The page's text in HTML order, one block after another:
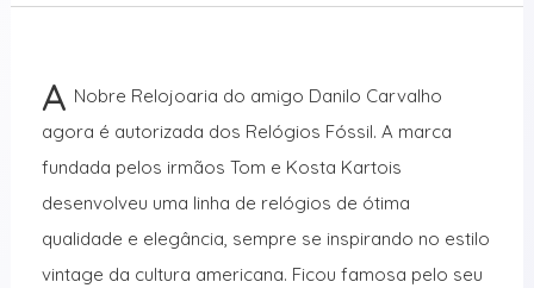
A Nobre Relojoaria do amigo Danilo Carvalho
agora é autorizada dos Relógios Fóssil. A marca
fundada pelos irmãos Tom e Kosta Kartois
desenvolveu uma linha de relógios de ótima
qualidade e elegância, sempre se inspirando no estilo
vintage da cultura americana. Ficou famosa pelo seu